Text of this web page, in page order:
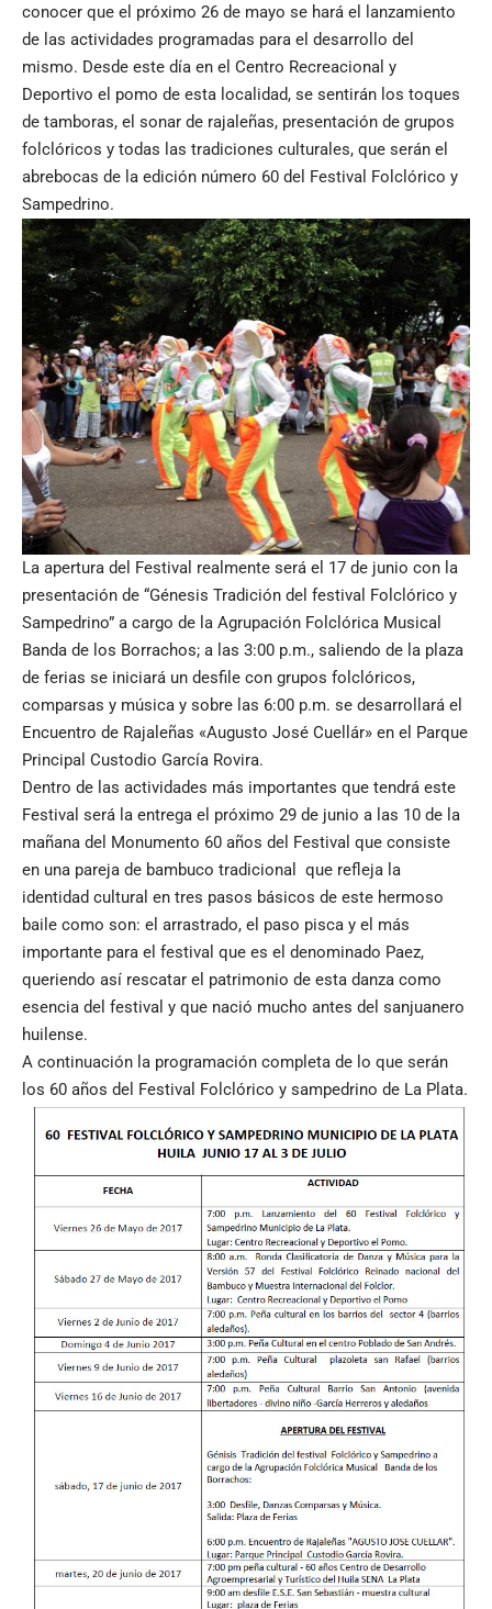
conocer que el próximo 26 de mayo se hará el lanzamiento
de las actividades programadas para el desarrollo del
mismo. Desde este día en el Centro Recreacional y
Deportivo el pomo de esta localidad, se sentirán los toques
de tamboras, el sonar de rajaleñas, presentación de grupos
folclóricos y todas las tradiciones culturales, que serán el
abrebocas de la edición número 60 del Festival Folclórico y
Sampedrino.
La apertura del Festival realmente será el 17 de junio con la
presentación de “Génesis Tradición del festival Folclórico y
Sampedrino” a cargo de la Agrupación Folclórica Musical
Banda de los Borrachos; a las 3:00 p.m., saliendo de la plaza
de ferias se iniciará un desfile con grupos folclóricos,
comparsas y música y sobre las 6:00 p.m. se desarrollará el
Encuentro de Rajaleñas «Augusto José Cuellár» en el Parque
Principal Custodio García Rovira.
Dentro de las actividades más importantes que tendrá este
Festival será la entrega el próximo 29 de junio a las 10 de la
mañana del Monumento 60 años del Festival que consiste
en una pareja de bambuco tradicional que refleja la
identidad cultural en tres pasos básicos de este hermoso
baile como son: el arrastrado, el paso pisca y el más
importante para el festival que es el denominado Paez,
queriendo así rescatar el patrimonio de esta danza como
esencia del festival y que nació mucho antes del sanjuanero
huilense.
A continuación la programación completa de lo que serán
los 60 años del Festival Folclórico y sampedrino de La Plata.